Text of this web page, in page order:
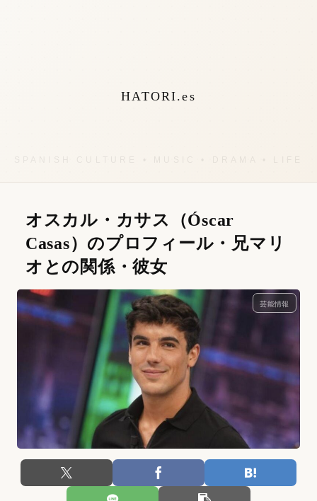
HATORI.es
オスカル・カサス（Óscar
Casas）のプロフィール・兄マリ
オとの関係・彼女
芸能情報